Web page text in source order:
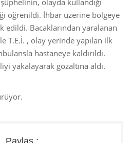
şüphelinin, olayda kullandığı
öğrenildi. İhbar üzerine bölgeye
edildi. Bacaklarından yaralanan
T.E.İ. , olay yerinde yapılan ilk
hastaneye kaldırıldı.
yakalayarak gözaltına aldı.